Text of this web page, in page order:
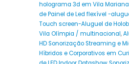
holograma 3d em Vila
de Painel de Led flexível -
Touch screen-Aluguel de
Vila Olímpia / multinacional,
HD Sonorização Streaming e
Híbridos e Corporativos em